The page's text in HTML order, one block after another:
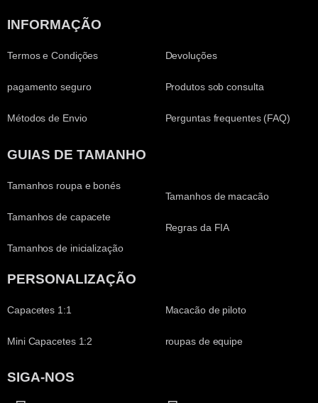
INFORMAÇÃO
Termos e Condições
pagamento seguro
Métodos de Envio
Devoluções
Produtos sob consulta
Perguntas frequentes (FAQ)
GUIAS DE TAMANHO
Tamanhos roupa e bonés
Tamanhos de capacete
Tamanhos de inicialização
Tamanhos de macacão
Regras da FIA
PERSONALIZAÇÃO
Capacetes 1:1
Mini Capacetes 1:2
Macacão de piloto
roupas de equipe
SIGA-NOS